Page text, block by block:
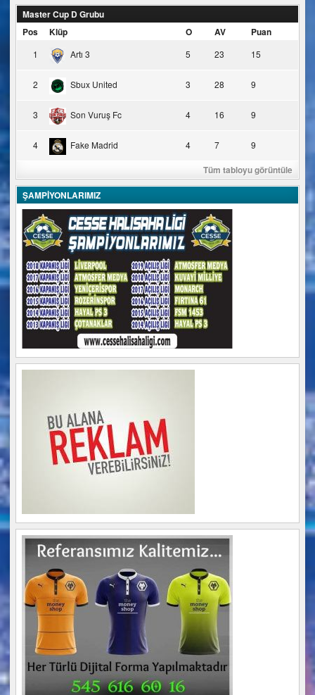
Master Cup D Grubu
Pos
Klüp O AV Puan
1 Artı 3 5 23 15
2 Sbux United 3 28 9
3 Son Vuruş Fc 4 16 9
4 Fake Madrid 4 7 9
Tüm tabloyu görüntüle
ŞAMPİYONLARIMIZ